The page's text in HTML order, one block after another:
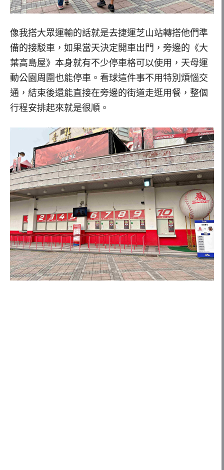
像我搭大眾運輸的話就是去捷運芝山站轉搭他們準
備的接駁車，如果當天決定開車出門，旁邊的《大
葉高島屋》本身就有不少停車格可以使用，天母運
動公園周圍也能停車。看球這件事不用特別煩惱交
通，結束後還能直接在旁邊的街道走逛用餐，整個
行程安排起來就是很順。